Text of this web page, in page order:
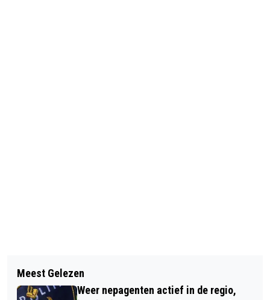
MAANDAG 1 JUNI ONTVANGEN
DRENTEN HET NL-ALERT
DRENTS LANDSCHAP GRAVELTOCHT
Meest Gelezen
Weer nepagenten actief in de regio,